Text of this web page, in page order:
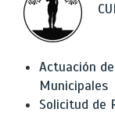
Actuación
Municipales
Solicitud de